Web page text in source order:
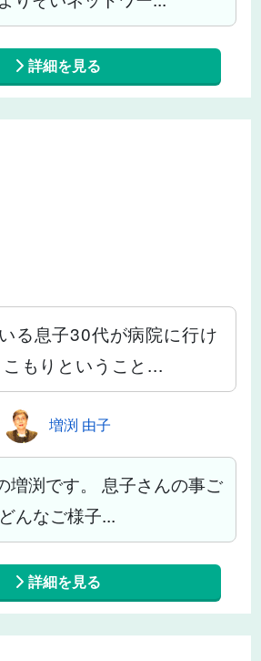
詳細を見る
る息子30代が病院に行け
もりということ...
増渕 由子
増渕です。 息子さんの事ご
んなご様子...
詳細を見る